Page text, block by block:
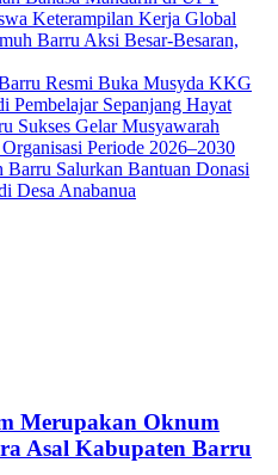
Keterampilan Kerja Global
Barru Aksi Besar-Besaran,
Resmi Buka Musyda KKG
Sepanjang Hayat
Sukses Gelar Musyawarah
Periode 2026–2030
Barru Salurkan Bantuan Donasi
Desa Anabanua
Merupakan Oknum
Asal Kabupaten Barru